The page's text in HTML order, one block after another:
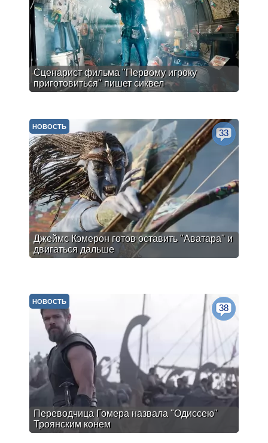
Сценарист фильма "Первому игроку
приготовиться" пишет сиквел
Джеймс Кэмерон готов оставить "Аватара" и
двигаться дальше
НОВОСТЬ
33
Переводчица Гомера назвала "Одиссею"
Троянским конем
НОВОСТЬ
38